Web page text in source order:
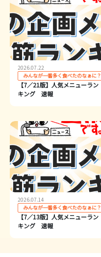
2026.07.22
みんなが一番多く食べたのなぁに？
【7／21版】人気メニューラン
キング 速報
2026.07.14
みんなが一番多く食べたのなぁに？
【7／13版】人気メニューラン
キング 速報